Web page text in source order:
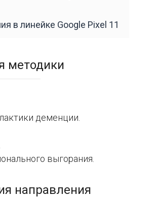
в линейке Google Pixel 11
методики
деменции.
выгорания.
направления